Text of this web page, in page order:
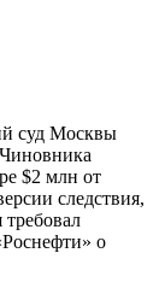
суд Москвы
$2 млн от
следствия,
требовал
о